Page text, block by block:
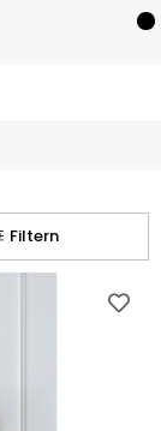
Filtern